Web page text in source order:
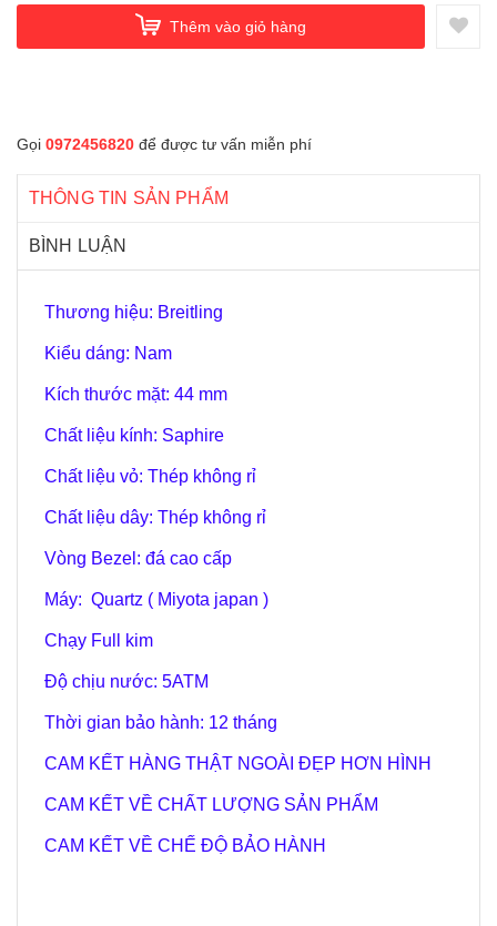
Thêm vào giỏ hàng
Gọi 0972456820 để được tư vấn miễn phí
THÔNG TIN SẢN PHẨM
BÌNH LUẬN
Thương hiệu: Breitling
Kiểu dáng: Nam
Kích thước mặt: 44 mm
Chất liệu kính: Saphire
Chất liệu vỏ: Thép không rỉ
Chất liệu dây: Thép không rỉ
Vòng Bezel: đá cao cấp
Máy: Quartz ( Miyota japan )
Chạy Full kim
Độ chịu nước: 5ATM
Thời gian bảo hành: 12 tháng
CAM KẾT HÀNG THẬT NGOÀI ĐẸP HƠN HÌNH
CAM KẾT VỀ CHẤT LƯỢNG SẢN PHẨM
CAM KẾT VỀ CHẾ ĐỘ BẢO HÀNH